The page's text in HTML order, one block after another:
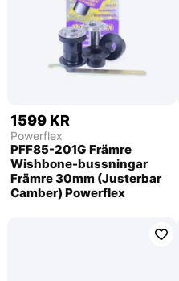
1599 KR
Powerflex
PFF85-201G Främre
Wishbone-bussningar
Främre 30mm (Justerbar
Camber) Powerflex